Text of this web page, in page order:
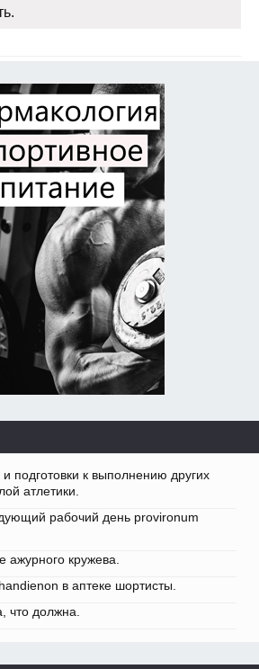
подготовки к выполнению других
атлетики.
рабочий день provironum
ажурного кружева.
в аптеке шортисты.
что должна.